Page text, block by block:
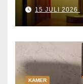
15 JULI 2026
KAMER